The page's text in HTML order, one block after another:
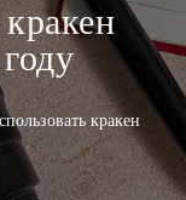
кракен